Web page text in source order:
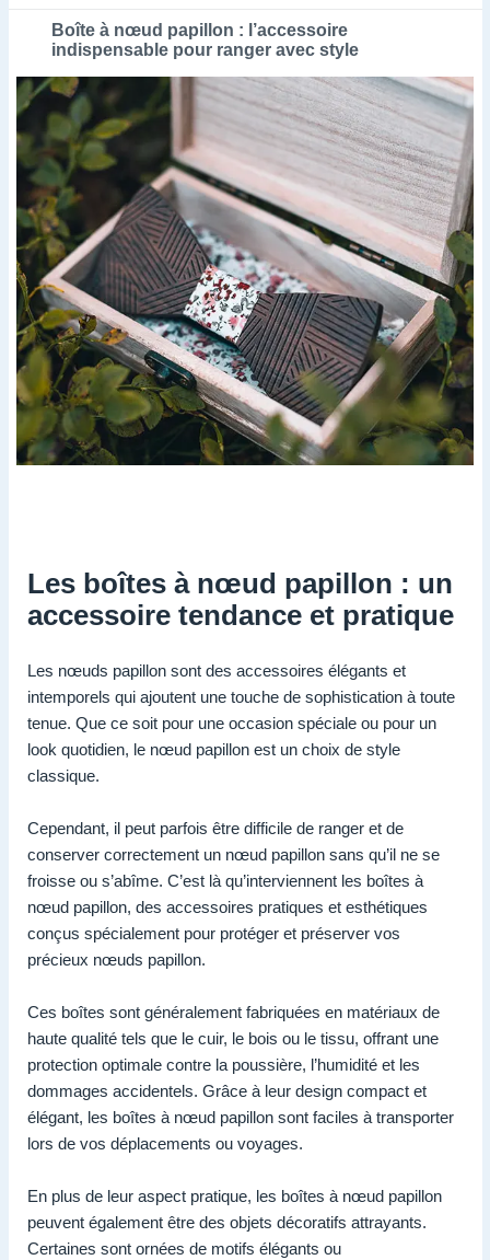
Boîte à nœud papillon : l’accessoire
indispensable pour ranger avec style
Les boîtes à nœud papillon : un
accessoire tendance et pratique
Les nœuds papillon sont des accessoires élégants et
intemporels qui ajoutent une touche de sophistication à toute
tenue. Que ce soit pour une occasion spéciale ou pour un
look quotidien, le nœud papillon est un choix de style
classique.
Cependant, il peut parfois être difficile de ranger et de
conserver correctement un nœud papillon sans qu’il ne se
froisse ou s’abîme. C’est là qu’interviennent les boîtes à
nœud papillon, des accessoires pratiques et esthétiques
conçus spécialement pour protéger et préserver vos
précieux nœuds papillon.
Ces boîtes sont généralement fabriquées en matériaux de
haute qualité tels que le cuir, le bois ou le tissu, offrant une
protection optimale contre la poussière, l’humidité et les
dommages accidentels. Grâce à leur design compact et
élégant, les boîtes à nœud papillon sont faciles à transporter
lors de vos déplacements ou voyages.
En plus de leur aspect pratique, les boîtes à nœud papillon
peuvent également être des objets décoratifs attrayants.
Certaines sont ornées de motifs élégants ou